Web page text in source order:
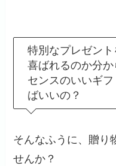
特別なプレゼン
喜ばれるのか分か
センスのいいギ
ばいいの？
そんなふうに、贈り
せんか？